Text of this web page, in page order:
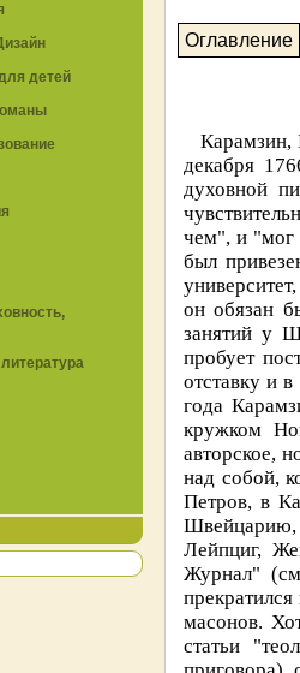
Оглавление
Карамзин,
декабря
духовной
чем", и "мог
был
он обязан
занятий у
пробует
отставку и
года
кружком
авторское,
над собой,
Петров, в
Швейцарию,
Лейпциг,
Журнал"
масонов.
статьи
детей